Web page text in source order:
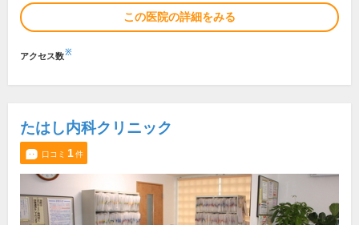
この医院の詳細をみる
アクセス数※
たはし内科クリニック
口コミ 1件